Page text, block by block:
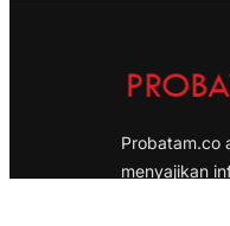
Probatam.co
menyajikan